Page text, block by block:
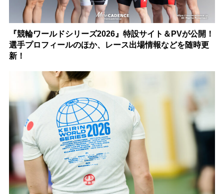
『競輪ワールドシリーズ2026』特設サイト＆PVが公開！
選手プロフィールのほか、レース出場情報などを随時更
新！